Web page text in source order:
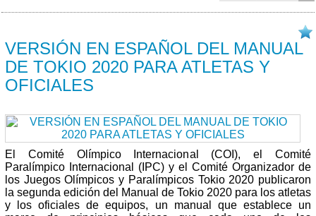
VERSIÓN EN ESPAÑOL DEL MANUAL
DE TOKIO 2020 PARA ATLETAS Y
OFICIALES
El Comité Olímpico Internacional (COI), el Comité
Paralímpico Internacional (IPC) y el Comité Organizador de
los Juegos Olímpicos y Paralímpicos Tokio 2020 publicaron
la segunda edición del Manual de Tokio 2020 para los atletas
y los oficiales de equipos, un manual que establece un